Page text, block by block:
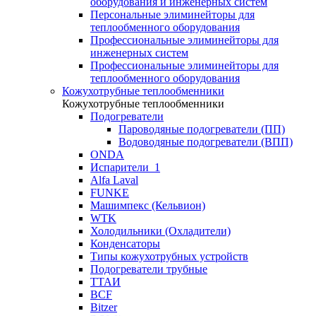
Персональные элиминейторы для
теплообменного оборудования
Профессиональные элиминейторы для
инженерных систем
Профессиональные элиминейторы для
теплообменного оборудования
Кожухотрубные теплообменники
Кожухотрубные теплообменники
Подогреватели
Пароводяные подогреватели (ПП)
Водоводяные подогреватели (ВПП)
ONDA
Испарители_1
Alfa Laval
FUNKE
Машимпекс (Кельвион)
WTK
Холодильники (Охладители)
Конденсаторы
Типы кожухотрубных устройств
Подогреватели трубные
ТТАИ
BCF
Bitzer